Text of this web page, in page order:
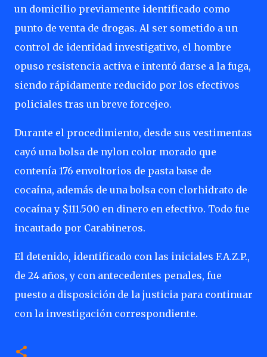
un domicilio previamente identificado como
punto de venta de drogas. Al ser sometido a un
control de identidad investigativo, el hombre
opuso resistencia activa e intentó darse a la fuga,
siendo rápidamente reducido por los efectivos
policiales tras un breve forcejeo.
Durante el procedimiento, desde sus vestimentas
cayó una bolsa de nylon color morado que
contenía 176 envoltorios de pasta base de
cocaína, además de una bolsa con clorhidrato de
cocaína y $111.500 en dinero en efectivo. Todo fue
incautado por Carabineros.
El detenido, identificado con las iniciales F.A.Z.P.,
de 24 años, y con antecedentes penales, fue
puesto a disposición de la justicia para continuar
con la investigación correspondiente.